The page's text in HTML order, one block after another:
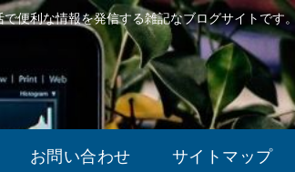
便利な情報を発信する雑記なブログサイトです。
お問い合わせ サイトマップ